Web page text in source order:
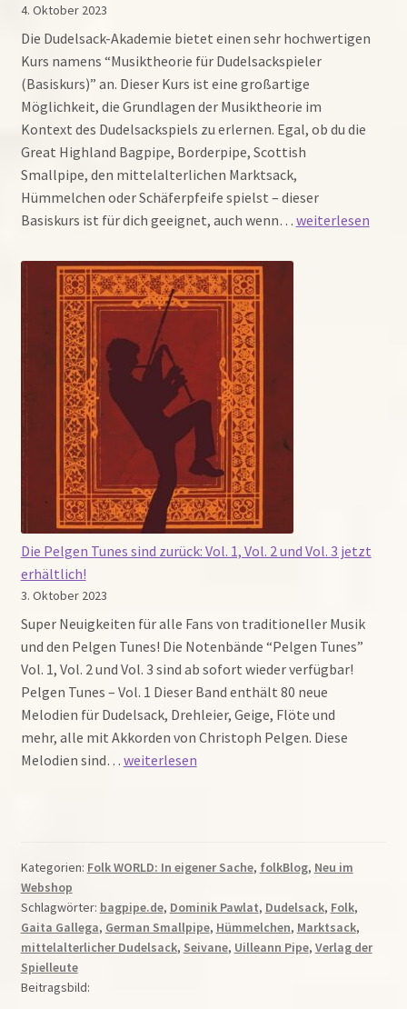
4. Oktober 2023
Die Dudelsack-Akademie bietet einen sehr hochwertigen
Kurs namens “Musiktheorie für Dudelsackspieler
(Basiskurs)” an. Dieser Kurs ist eine großartige
Möglichkeit, die Grundlagen der Musiktheorie im
Kontext des Dudelsackspiels zu erlernen. Egal, ob du die
Great Highland Bagpipe, Borderpipe, Scottish
Smallpipe, den mittelalterlichen Marktsack,
Hümmelchen oder Schäferpfeife spielst – dieser
Basiskurs ist für dich geeignet, auch wenn… Dudelsack-
weiterlesen
Die Pelgen Tunes sind zurück: Vol. 1, Vol. 2 und Vol. 3 jetzt
erhältlich!
3. Oktober 2023
Super Neuigkeiten für alle Fans von traditioneller Musik
und den Pelgen Tunes! Die Notenbände “Pelgen Tunes”
Vol. 1, Vol. 2 und Vol. 3 sind ab sofort wieder verfügbar!
Pelgen Tunes – Vol. 1 Dieser Band enthält 80 neue
Melodien für Dudelsack, Drehleier, Geige, Flöte und
mehr, alle mit Akkorden von Christoph Pelgen. Diese
Melodien sind… Die
Vol.
Vol.
2
weiterlesen
Kategorien: Folk WORLD: In eigener Sache, folkBlog, Neu im
Webshop
Schlagwörter: bagpipe.de, Dominik Pawlat, Dudelsack, Folk,
Gaita Gallega, German Smallpipe, Hümmelchen, Marktsack,
mittelalterlicher Dudelsack, Seivane, Uilleann Pipe, Verlag der
Spielleute
Beitragsbild: